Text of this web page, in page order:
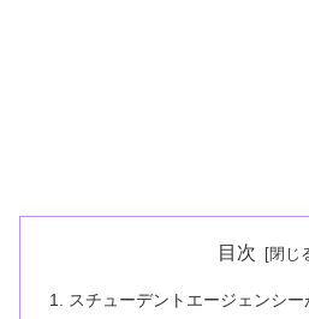
目次
スチューデントエージェンシ